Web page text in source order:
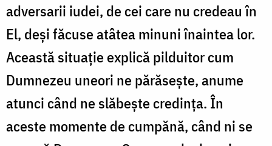
adversarii iudei, de cei care nu credeau în
El, deși făcuse atâtea minuni înaintea lor.
Această situație explică pilduitor cum
Dumnezeu uneori ne părăsește, anume
atunci când ne slăbește credința. În
aceste momente de cumpănă, când ni se